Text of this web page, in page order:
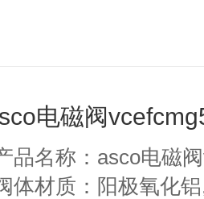
电磁阀
品名称：asco电磁
体材质：阳极氧化